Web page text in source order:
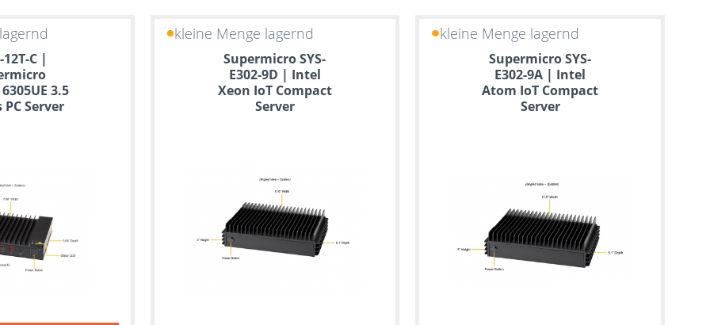
12T-C |
3.5
PC Server
kleine Menge lagernd
Supermicro SYS-
E302-9D | Intel
Xeon IoT Compact
Server
kleine Menge lagernd
Supermicro SYS-
E302-9A | Intel
Atom IoT Compact
Server